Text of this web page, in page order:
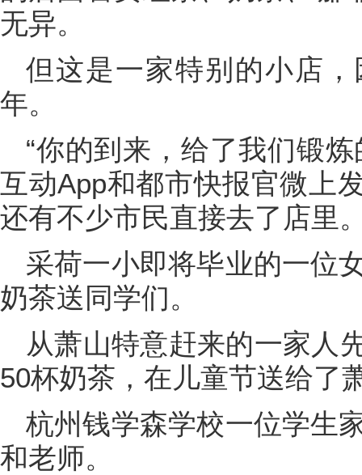
无异。
但这是一家特别的小店
年。
“你的到来，给了我们锻
互动App和都市快报官微上
还有不少市民直接去了店里
采荷一小即将毕业的一位
奶茶送同学们。
从萧山特意赶来的一家人
50杯奶茶，在儿童节送给了
杭州钱学森学校一位学生
和老师。